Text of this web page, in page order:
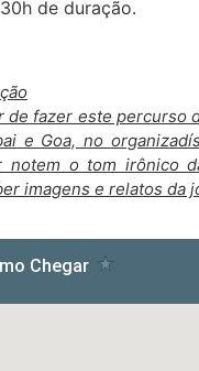
de duração.
de fazer este percurso
e Goa, no
notem o tom irônico
imagens e relatos da